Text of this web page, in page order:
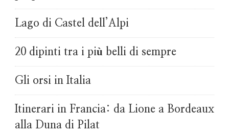
Lago di Castel dell’Alpi
20 dipinti tra i più belli di sempre
Gli orsi in Italia
Itinerari in Francia: da Lione a Bordeaux
alla Duna di Pilat